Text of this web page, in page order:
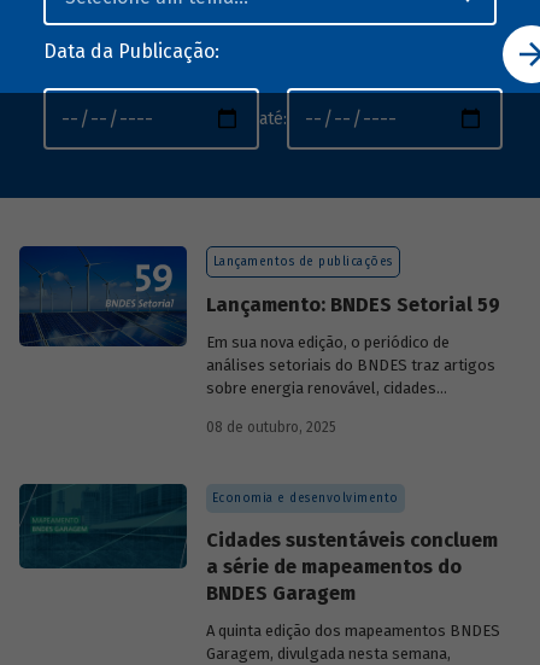
Data da Publicação:
até:
Lançamentos de publicações
Lançamento: BNDES Setorial 59
Em sua nova edição, o periódico de
análises setoriais do BNDES traz artigos
sobre energia renovável, cidades
urbanos (RSU) e exportação.
08 de outubro, 2025
Economia e desenvolvimento
Cidades sustentáveis concluem
a série de mapeamentos do
BNDES Garagem
A quinta edição dos mapeamentos BNDES
Garagem, divulgada nesta semana,